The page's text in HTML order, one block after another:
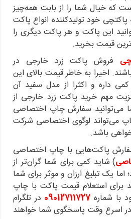
که خیال شما را از بابت همه‌چیز
خود تولیدکننده انواع پاکت
این پاکت و هر پاکت دیگری را
قیمت بخرید.
فروش پاکت زرد خارجی در
می‌باشند. اخیرا به خاطر قیمت بالای این
داره و اکثرا از مدل سفید آن
مهم خرید پاکت زرد خارجی از
می‌توانید سفارش چاپ اختصاصی
می‌تواند لوگوی اختصاصی شرکت
باشد.
پاکت‌هایی با چاپ اختصاصی
) شاید کمی برای شما گران‌تر از
یک تبلیغ ارزان و موثر برای شما
برای استعلام قیمت پاکت با چاپ
با شماره 09012711727 در تلگرام
در اسرع وقت پاسخگوی شما خواهند